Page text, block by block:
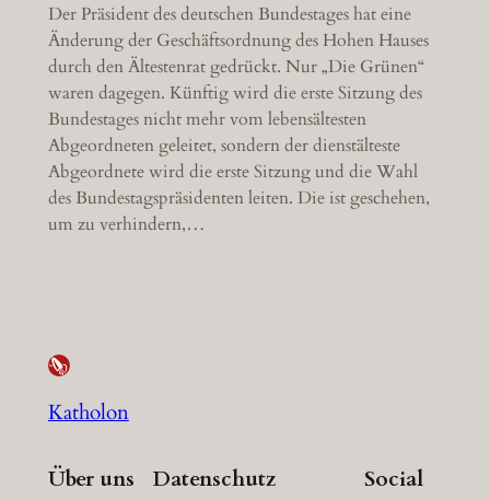
Der Präsident des deutschen Bundestages hat eine
Änderung der Geschäftsordnung des Hohen Hauses
durch den Ältestenrat gedrückt. Nur „Die Grünen“
waren dagegen. Künftig wird die erste Sitzung des
Bundestages nicht mehr vom lebensältesten
Abgeordneten geleitet, sondern der dienstälteste
Abgeordnete wird die erste Sitzung und die Wahl
des Bundestagspräsidenten leiten. Die ist geschehen,
um zu verhindern,…
Katholon
Über uns Datenschutz Social